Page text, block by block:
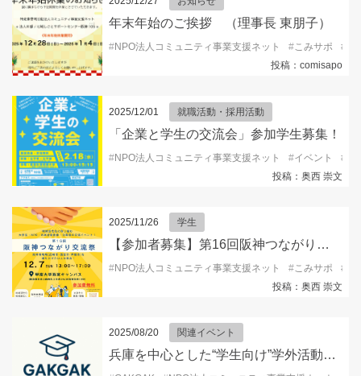
年末年始のご挨拶 （理事長 東朋子）
#NPO法人コミュニティ事業支援ネット #こみサポ #
投稿：comisapo
2025/12/01 就職活動・採用活動
「企業と学生の交流会」参加学生募集！
#NPO法人コミュニティ事業支援ネット #イベント #
投稿：奥西 崇文
2025/11/26 学生
【参加者募集】第16回阪神つながり交流祭2025
#NPO法人コミュニティ事業支援ネット #こみサポ #
投稿：奥西 崇文
2025/08/20 関連イベント
兵庫を中心とした“学生向け”学外活動情報を発信するSNSアカウント『GAKGAK 』開設！